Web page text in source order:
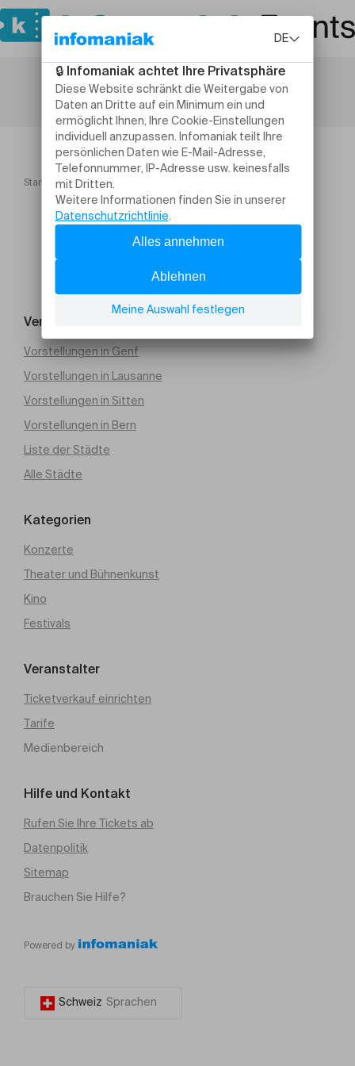
Startseite Samuel Blaser & le Big Band de l'ÉJMA Valais
Veranstaltung suchen
Vorstellungen in Genf
Vorstellungen in Lausanne
Vorstellungen in Sitten
Vorstellungen in Bern
Liste der Städte
Alle Städte
Kategorien
Konzerte
Theater und Bühnenkunst
Kino
Festivals
Veranstalter
Ticketverkauf einrichten
Tarife
Medienbereich
Hilfe und Kontakt
Rufen Sie Ihre Tickets ab
Datenpolitik
Sitemap
Brauchen Sie Hilfe?
Powered by
Schweiz Sprachen